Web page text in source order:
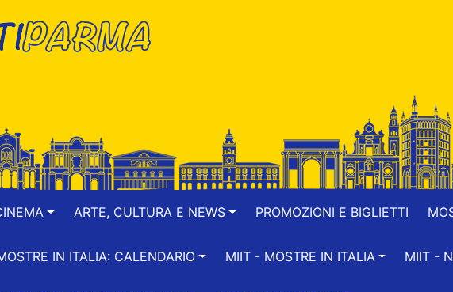
ARTE, CULTURA E NEWS PROMOZIONI E BIGLIETTI
IN ITALIA: CALENDARIO MIIT - MOSTRE IN ITALIA MIIT -